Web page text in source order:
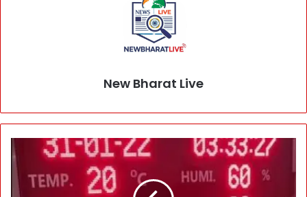
New Bharat Live